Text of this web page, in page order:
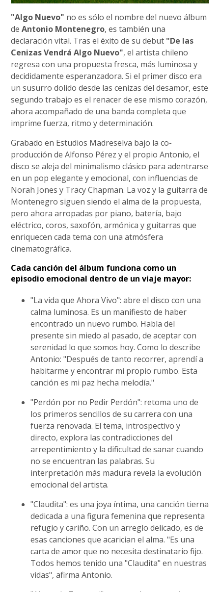
"Algo Nuevo" no es sólo el nombre del nuevo álbum
deAntonio Montenegro, es también una
declaración vital. Tras el éxito de su debut "De las
Cenizas Vendrá Algo Nuevo", el artista chileno
regresa con una propuesta fresca, más luminosa y
decididamente esperanzadora. Si el primer disco era
un susurro dolido desde las cenizas del desamor, este
segundo trabajo es el renacer de ese mismo corazón,
ahora acompañado de una banda completa que
imprime fuerza, ritmo y determinación.
Grabado en Estudios Madreselva bajo la co-
producción de Alfonso Pérez y el propio Antonio, el
disco se aleja del minimalismo clásico para adentrarse
en un pop elegante y emocional, con influencias de
Norah Jones y Tracy Chapman. La voz y la guitarra de
Montenegro siguen siendo el alma de la propuesta,
pero ahora arropadas por piano, batería, bajo
eléctrico, coros, saxofón, armónica y guitarras que
enriquecen cada tema con una atmósfera
cinematográfica.
Cada canción del álbum funciona como un
episodio emocional dentro de un viaje mayor:
"La vida que Ahora Vivo": abre el disco con una
calma luminosa. Es un manifiesto de haber
encontrado un nuevo rumbo. Habla del
presente sin miedo al pasado, de aceptar con
serenidad lo que somos hoy. Como lo describe
Antonio: "Después de tanto recorrer, aprendí a
habitarme y encontrar mi propio rumbo. Esta
canción es mi paz hecha melodía."
"Perdón por no Pedir Perdón": retoma uno de
los primeros sencillos de su carrera con una
fuerza renovada. El tema, introspectivo y
directo, explora las contradicciones del
arrepentimiento y la dificultad de sanar cuando
no se encuentran las palabras. Su
interpretación más madura revela la evolución
emocional del artista.
"Claudita": es una joya íntima, una canción tierna
dedicada a una figura femenina que representa
refugio y cariño. Con un arreglo delicado, es de
esas canciones que acarician el alma. "Es una
carta de amor que no necesita destinatario fijo.
Todos hemos tenido una "Claudita" en nuestras
vidas", afirma Antonio.